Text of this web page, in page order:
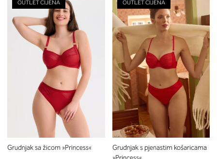
OUTLET CIJENA
Grudnjak sa žicom »Princess«
OUTLET CIJENA
Grudnjak s pjenastim košaricama